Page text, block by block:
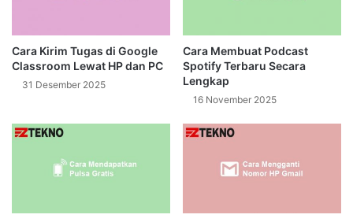
Cara Kirim Tugas di Google
Classroom Lewat HP dan PC
31 Desember 2025
Cara Membuat Podcast
Spotify Terbaru Secara
Lengkap
16 November 2025